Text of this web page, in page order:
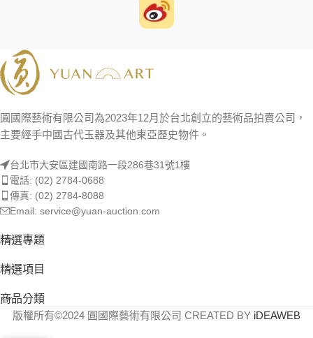
圓國際藝術有限公司為2023年12月於台北創立的藝術品拍賣公司，
主要經手中國古代玉器及其他東亞歷史物件。
台北市大安區建國南路一段286巷31號1樓
電話: (02) 2784-0688
傳真: (02) 2784-8088
Email: service@yuan-auction.com
精選專題
精選項目
商品分類
版權所有©2024 圓國際藝術有限公司 CREATED BY iDEAWEB